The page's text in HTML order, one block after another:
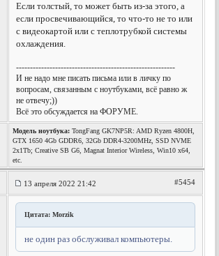
Если толстый, то может быть из-за этого, а
если просвечивающийся, то что-то не то или
с видеокартой или с теплотрубкой системы
охлаждения.
---------------------------------------------------------
И не надо мне писать письма или в личку по
вопросам, связанным с ноутбуками, всё равно ж
не отвечу;))
Всё это обсуждается на ФОРУМЕ.
Модель ноутбука: TongFang GK7NP5R: AMD Ryzen 4800H,
GTX 1650 4Gb GDDR6, 32Gb DDR4-3200MHz, SSD NVME
2x1Tb; Creative SB G6, Magnat Interior Wireless, Win10 x64,
etc.
13 апреля 2022 21:42 #5454
Цитата: Morzik
не один раз обслуживал компьютеры.